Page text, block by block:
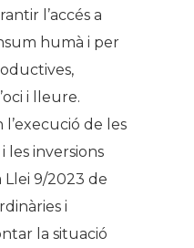
l’accés a
humà i per
i lleure.
l’execució de les
les inversions
9/2023 de
i
la situació